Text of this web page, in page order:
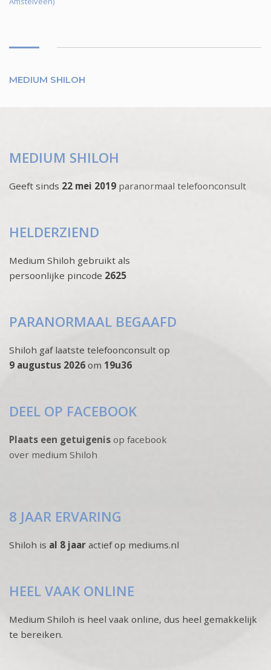
MEDIUM SHILOH
MEDIUM SHILOH
Geeft sinds 22 mei 2019 paranormaal telefoonconsult
HELDERZIEND
Medium Shiloh gebruikt als
persoonlijke pincode 2625
PARANORMAAL BEGAAFD
Shiloh gaf laatste telefoonconsult op
9 augustus 2026 om 19u36
DEEL OP FACEBOOK
Plaats een getuigenis op facebook
over medium Shiloh
8 JAAR ERVARING
Shiloh is al 8 jaar actief op mediums.nl
HEEL VAAK ONLINE
Medium Shiloh is heel vaak online, dus heel gemakkelijk
te bereiken.